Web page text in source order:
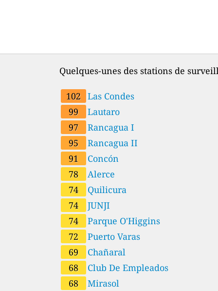
Quelques-unes des stations de
102 Las Condes
99
Lautaro
97
Rancagua I
95
Rancagua II
91
Concón
78
Alerce
74
Quilicura
74
JUNJI
74
Parque O'Higgins
72
Puerto Varas
69
Chañaral
68
Club De Empleados
68
Mirasol